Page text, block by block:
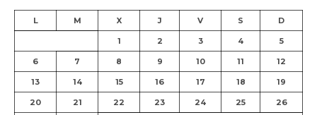
L M X J V S D
1 2 3 4 5
6 7 8 9 10 11 12
13 14 15 16 17 18 19
20 21 22 23 24 25 26